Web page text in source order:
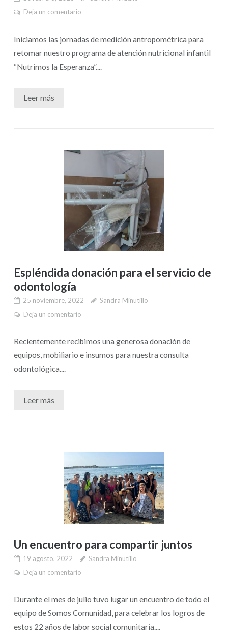
Deja un comentario
Iniciamos las jornadas de medición antropométrica para
retomar nuestro programa de atención nutricional infantil
“Nutrimos la Esperanza”....
Leer más
Espléndida donación para el servicio de
odontología
25 noviembre, 2022
Sandra Minutillo
Deja un comentario
Recientemente recibimos una generosa donación de
equipos, mobiliario e insumos para nuestra consulta
odontológica....
Leer más
Un encuentro para compartir juntos
19 agosto, 2022
Sandra Minutillo
Deja un comentario
Durante el mes de julio tuvo lugar un encuentro de todo el
equipo de Somos Comunidad, para celebrar los logros de
estos 22 años de labor social comunitaria....